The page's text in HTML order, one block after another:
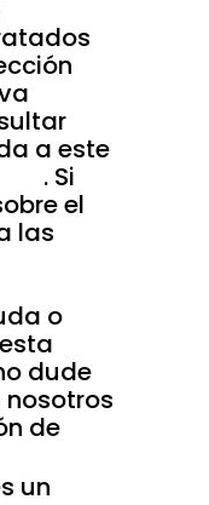
a este
. Si
el
las
o
dude
de
un